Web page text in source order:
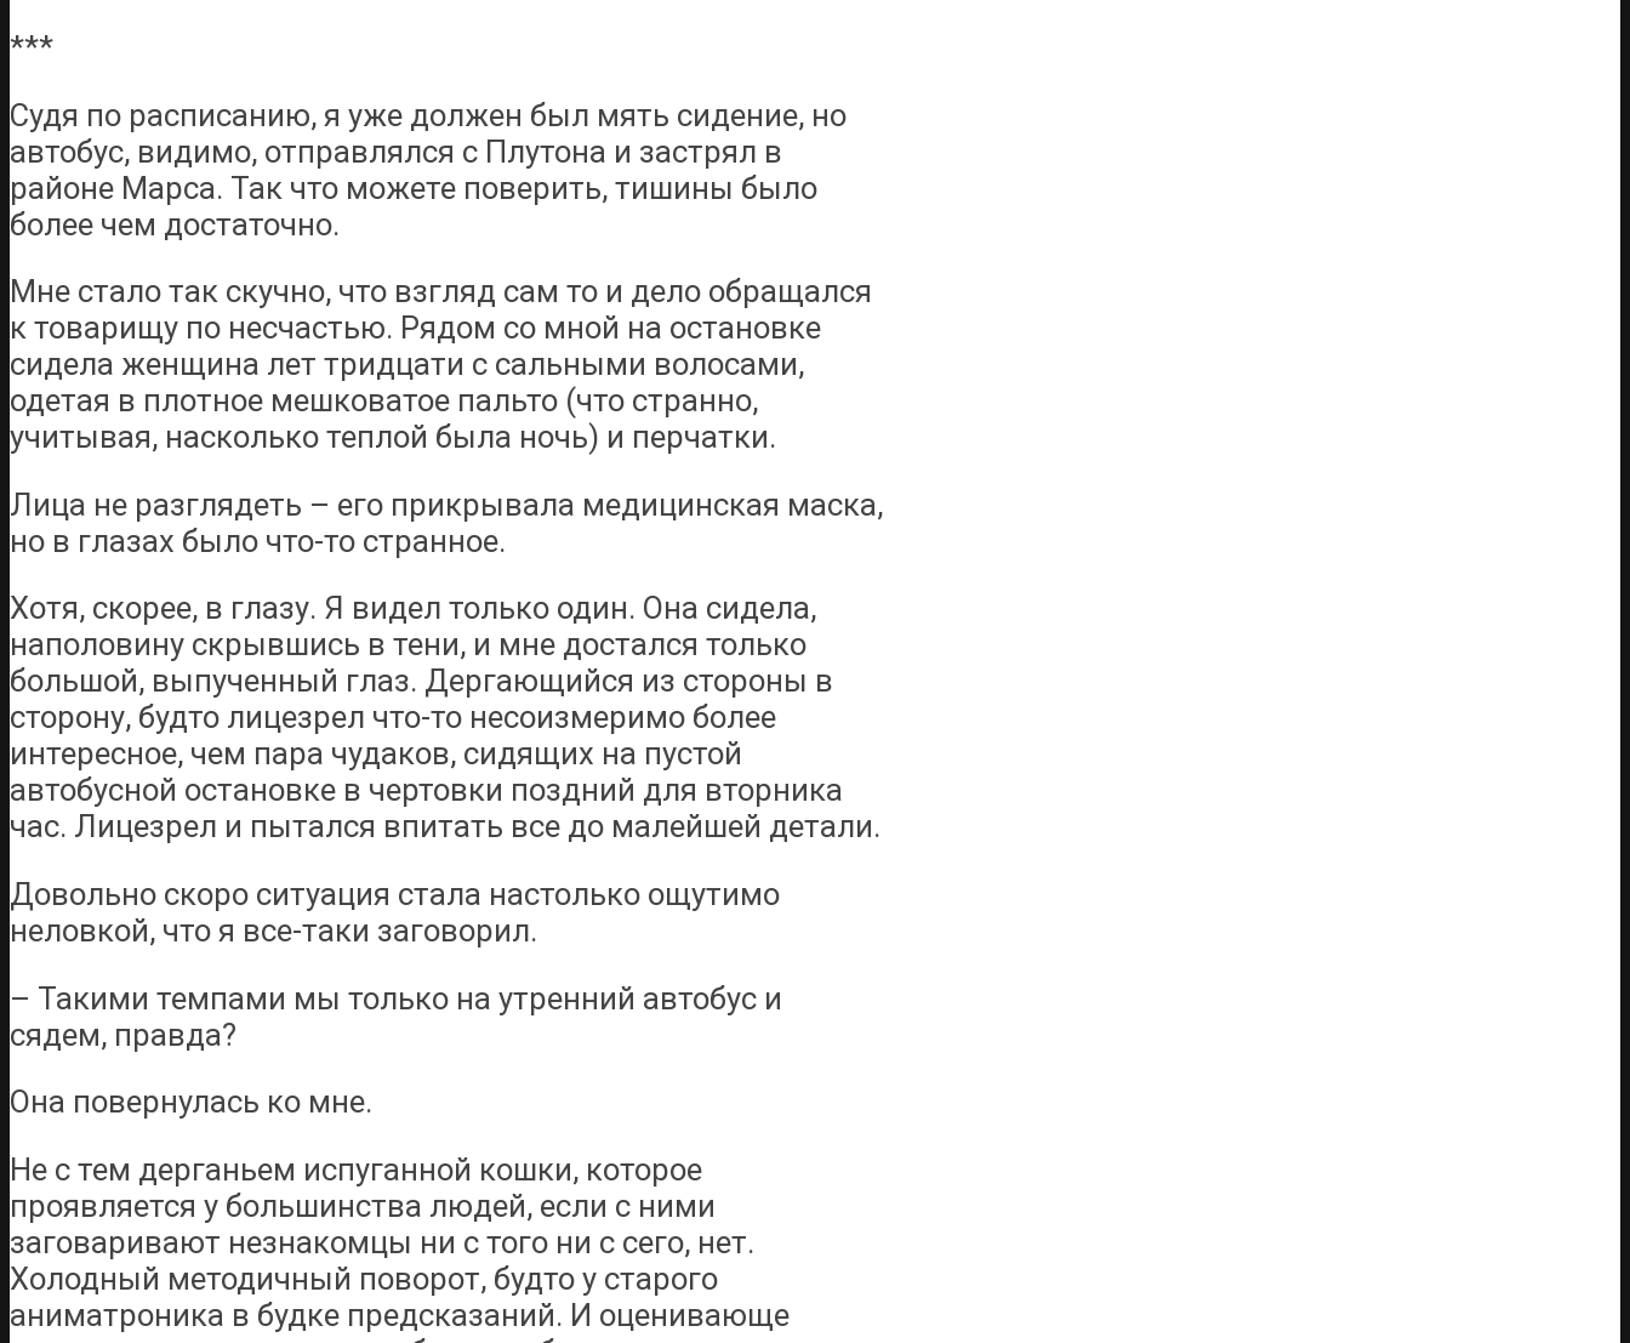
***
Судя по расписанию, я уже должен был мять сидение, но
автобус, видимо, отправлялся с Плутона и застрял в
районе Марса. Так что можете поверить, тишины было
более чем достаточно.
Мне стало так скучно, что взгляд сам то и дело обращался
к товарищу по несчастью. Рядом со мной на остановке
сидела женщина лет тридцати с сальными волосами,
одетая в плотное мешковатое пальто (что странно,
учитывая, насколько теплой была ночь) и перчатки.
Лица не разглядеть – его прикрывала медицинская маска,
но в глазах было что-то странное.
Хотя, скорее, в глазу. Я видел только один. Она сидела,
наполовину скрывшись в тени, и мне достался только
большой, выпученный глаз. Дергающийся из стороны в
сторону, будто лицезрел что-то несоизмеримо более
интересное, чем пара чудаков, сидящих на пустой
автобусной остановке в чертовки поздний для вторника
час. Лицезрел и пытался впитать все до малейшей детали.
Довольно скоро ситуация стала настолько ощутимо
неловкой, что я все-таки заговорил.
– Такими темпами мы только на утренний автобус и
сядем, правда?
Она повернулась ко мне.
Не с тем дерганьем испуганной кошки, которое
проявляется у большинства людей, если с ними
заговаривают незнакомцы ни с того ни с сего, нет.
Холодный методичный поворот, будто у старого
аниматроника в будке предсказаний. И оценивающе